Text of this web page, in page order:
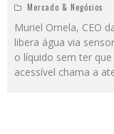
Mercado & Negócios
Muriel Ornela, CEO
libera água via
o líquido sem ter
acessível chama a